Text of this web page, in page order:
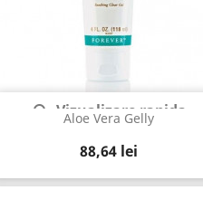
Aloe Vera Gelly
Pret
88,64 lei
 Vizualizare rapida